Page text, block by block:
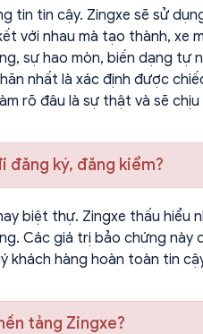
tin tin cậy. Zingxe sẽ sử
với nhau mà tạo thành, xe
sự hao mòn, biến dạng tự
nhất là xác định được
rõ đâu là sự thật và sẽ
ký, đăng kiểm?
biệt thự. Zingxe thấu
Các giá trị bảo chứng này
khách hàng hoàn toàn tin
tảng Zingxe?